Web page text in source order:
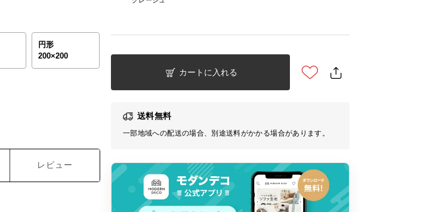
カートに入れる
送料無料
一部地域への配送の場合、別途送料がかかる場合があります。
円形
200×200
レビュー